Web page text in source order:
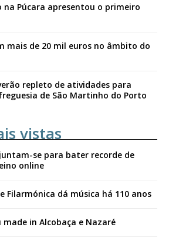
na Púcara apresentou o primeiro
mais de 20 mil euros no âmbito do
repleto de atividades para
de São Martinho do Porto
vistas
se para bater recorde de
online
Filarmónica dá música há 110 anos
made in Alcobaça e Nazaré